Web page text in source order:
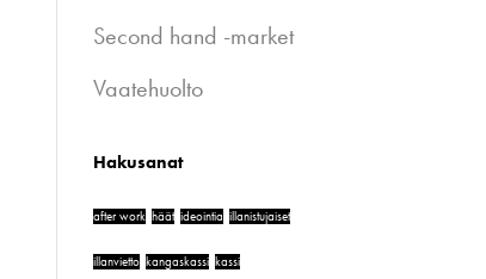
Second hand -market
Vaatehuolto
Hakusanat
after work häät ideointia illanistujaiset
illanvietto kangaskassi kassi